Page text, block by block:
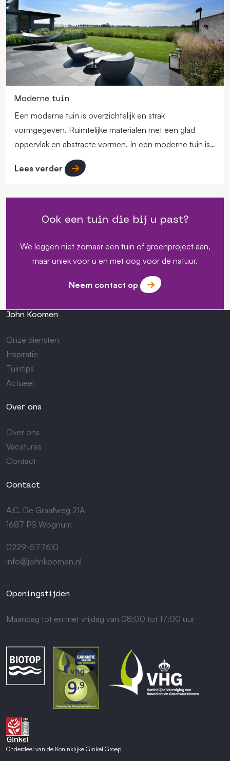
Moderne tuin
Een moderne tuin is overzichtelijk en strak
vormgegeven. Ruimtelijke materialen met een glad
oppervlak en abstracte vormen. In een moderne tuin is
de beplanting minder aanwezig dan in andere tuinstijlen.
Er wordt vaak gekozen voor slechts enkele
plantsoorten.
Lees verder
Ook een tuin die bij u past?
We leggen niet zomaar een tuin of groenproject aan,
maar uniek voor u en met oog voor de natuur.
Neem contact op
John Koomen
Onze diensten
Inspiratie
Tuintips
Actueel
Over ons
Over ons
Vacatures
Contact
Contact
A.C. De Graafweg 21A
1687 PS Wognum
0229-577610
info@johnkoomen.nl
Openingstijden
Maandag tot en met vrijdag van 08:00 tot 17:00 uur
Onderdeel van de Koninklijke Ginkel Groep